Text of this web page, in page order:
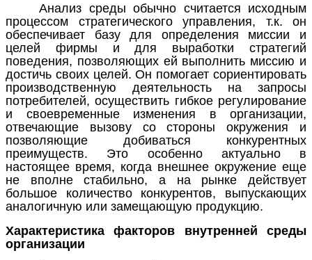
Анализ среды обычно считается исходным
процессом стратегического управления, т.к. он
обеспечивает базу для определения миссии и
целей фирмы и для выработки стратегий
поведения, позволяющих ей выполнить миссию и
достичь своих целей. Он помогает сориентировать
производственную деятельность на запросы
потребителей, осуществить гибкое регулирование
и своевременные изменения в организации,
отвечающие вызову со стороны окружения и
позволяющие добиваться конкурентных
преимуществ. Это особенно актуально в
настоящее время, когда внешнее окружение еще
не вполне стабильно, а на рынке действует
большое количество конкурентов, выпускающих
аналогичную или замещающую продукцию.
Характеристика факторов внутренней среды
организации